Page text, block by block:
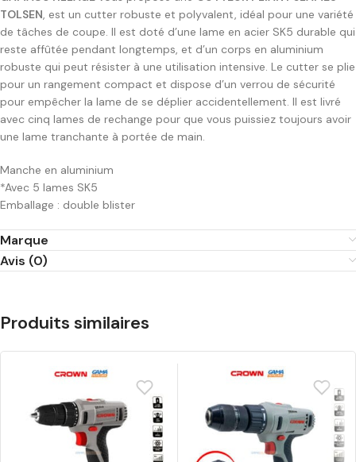
TOLSEN, est un cutter robuste et polyvalent, idéal pour une variété
de tâches de coupe. Il est doté d’une lame en acier SK5 durable qui
reste affûtée pendant longtemps, et d’un corps en aluminium
robuste qui peut résister à une utilisation intensive. Le cutter se plie
pour un rangement compact et dispose d’un verrou de sécurité
pour empêcher la lame de se déplier accidentellement. Il est livré
avec cinq lames de rechange pour que vous puissiez toujours avoir
une lame tranchante à portée de main.
Manche en aluminium
*Avec 5 lames SK5
Emballage : double blister
Marque
Avis (0)
Produits similaires